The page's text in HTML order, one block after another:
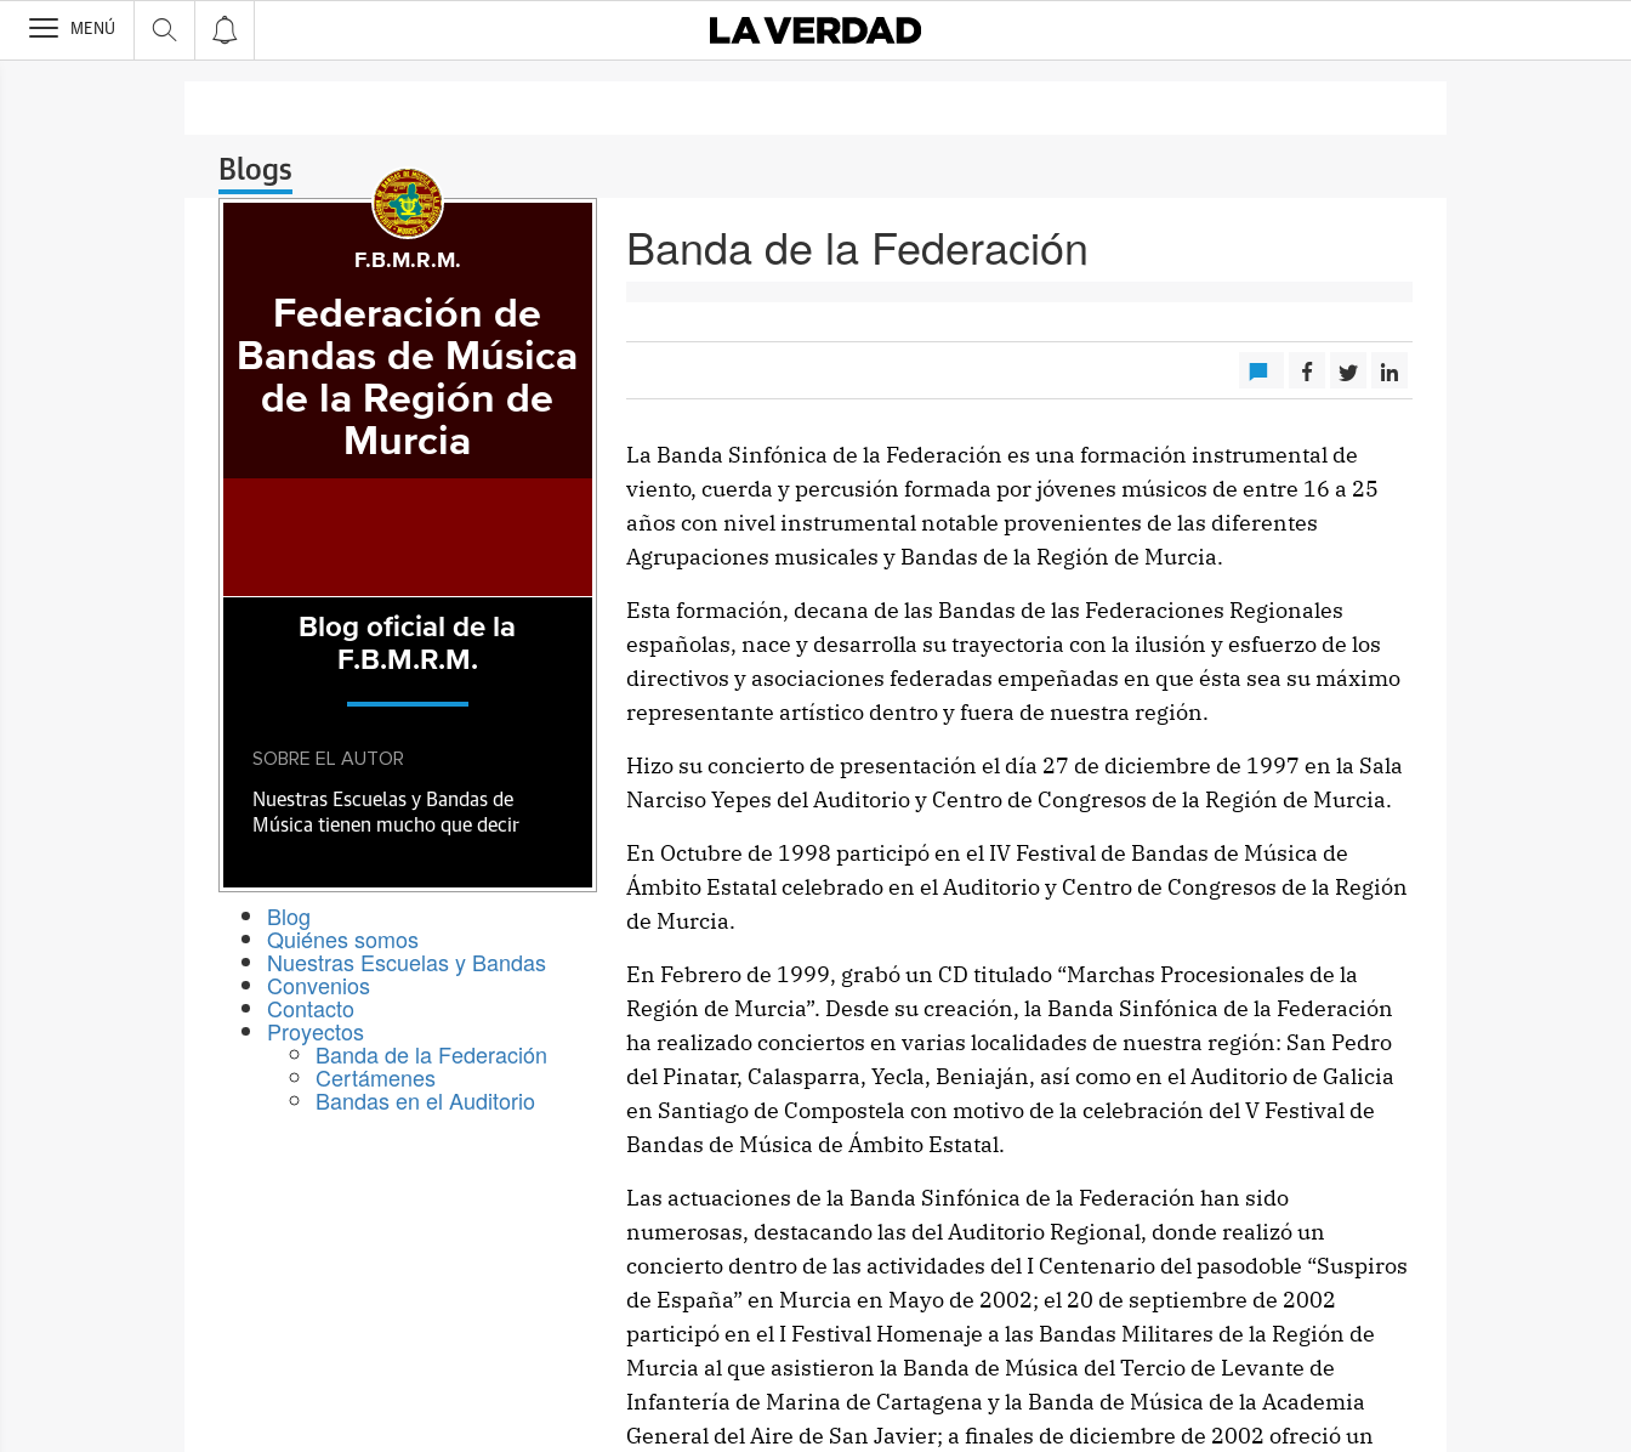
>
MENÚ
Blogs
Banda de la Federación
La Banda Sinfónica de la Federación es una formación instrumental de
viento, cuerda y percusión formada por jóvenes músicos de entre 16 a 25
años con nivel instrumental notable provenientes de las diferentes
Agrupaciones musicales y Bandas de la Región de Murcia.
Esta formación, decana de las Bandas de las Federaciones Regionales
españolas, nace y desarrolla su trayectoria con la ilusión y esfuerzo de los
directivos y asociaciones federadas empeñadas en que ésta sea su máximo
representante artístico dentro y fuera de nuestra región.
Hizo su concierto de presentación el día 27 de diciembre de 1997 en la Sala
Narciso Yepes del Auditorio y Centro de Congresos de la Región de Murcia.
En Octubre de 1998 participó en el IV Festival de Bandas de Música de
Ámbito Estatal celebrado en el Auditorio y Centro de Congresos de la Región
de Murcia.
En Febrero de 1999, grabó un CD titulado “Marchas Procesionales de la
Región de Murcia”. Desde su creación, la Banda Sinfónica de la Federación
ha realizado conciertos en varias localidades de nuestra región: San Pedro
del Pinatar, Calasparra, Yecla, Beniaján, así como en el Auditorio de Galicia
en Santiago de Compostela con motivo de la celebración del V Festival de
Bandas de Música de Ámbito Estatal.
Las actuaciones de la Banda Sinfónica de la Federación han sido
numerosas, destacando las del Auditorio Regional, donde realizó un
concierto dentro de las actividades del I Centenario del pasodoble “Suspiros
de España” en Murcia en Mayo de 2002; el 20 de septiembre de 2002
participó en el I Festival Homenaje a las Bandas Militares de la Región de
Murcia al que asistieron la Banda de Música del Tercio de Levante de
Infantería de Marina de Cartagena y la Banda de Música de la Academia
General del Aire de San Javier; a finales de diciembre de 2002 ofreció un
F.B.M.R.M.
Federación de
Bandas de Música
de la Región de
Murcia
Blog oficial de la
F.B.M.R.M.
SOBRE EL AUTOR
Nuestras Escuelas y Bandas de
Música tienen mucho que decir
Blog
Quiénes somos
Nuestras Escuelas y Bandas
Convenios
Contacto
Proyectos
Banda de la Federación
Certámenes
Bandas en el Auditorio